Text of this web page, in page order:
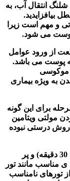
انتقال آب، به
بیافزایدید.
و مهم است زیرا
می شود.
از ورود عوامل
پوست می باشد.
موکوسی
به ویژه بیماری
برای این گونه
مولتی ویتامین
درستی نبوده
پس از گذشت مدت زمان لازم (در حدود 15 الی 30 دقیقه) و پر
ی مناسب مانند تور
تورهای نامناسب